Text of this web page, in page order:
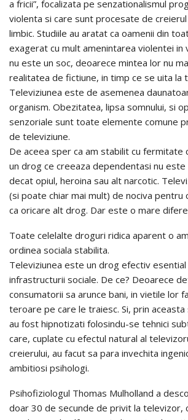
a fricii”, focalizata pe senzationalismul
violenta si care sunt procesate de
limbic. Studiile au aratat ca oamenii din
exagerat cu mult amenintarea violentei in
nu este un soc, deoarece mintea lor nu
realitatea de fictiune, in timp ce se uita la
Televiziunea este de asemenea
organism. Obezitatea, lipsa somnului, si
senzoriale sunt toate elemente comune
de televiziune.
De aceea sper ca am stabilit cu fermitate
un drog ce creeaza dependentasi nu este
decat opiul, heroina sau alt narcotic.
(si poate chiar mai mult) de nociva pentru
ca oricare alt drog. Dar este o mare
Toate celelalte droguri ridica aparent o
ordinea sociala stabilita.
Televiziunea este un drog efectiv
infrastructurii sociale. De ce? Deoarece
consumatorii sa arunce bani, in vietile lor
teroare pe care le traiesc. Si, prin
au fost hipnotizati folosindu-se tehnici
care, cuplate cu efectul natural al
creierului, au facut sa para invechita
ambitiosi psihologi.
Psihofiziologul Thomas Mulholland a
doar 30 de secunde de privit la televizor,